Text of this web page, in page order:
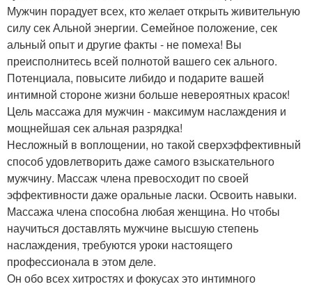
Мужчин порадует всех, кто желает открыть живительную
силу сек Альной энергии. Семейное положение, сек
альный опыт и другие факты - не помеха! Вы
преисполнитесь всей полнотой вашего сек ального.
Потенциала, повысите либидо и подарите вашей
интимной стороне жизни больше невероятных красок!
Цель массажа для мужчин - максимум наслаждения и
мощнейшая сек альная разрядка!
Несложный в воплощении, но такой сверхэффективный
способ удовлетворить даже самого взыскательного
мужчину. Массаж члена превосходит по своей
эффективности даже оральные ласки. Освоить навыки.
Массажа члена способна любая женщина. Но чтобы
научиться доставлять мужчине высшую степень
наслаждения, требуются уроки настоящего
профессионала в этом деле.
Он обо всех хитростях и фокусах это интимного